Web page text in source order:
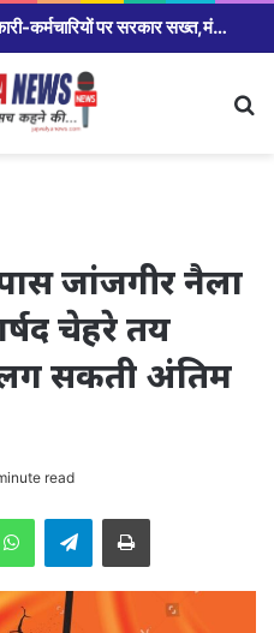
3 साल से एक ही जगह जमे अधिकारी-कर्मचारियों पर सरकार सख्त,मंत्रालय से कलेक्टर कार्यालय से लेकर विभागीय अधिकारियों तक होंगे तबादले।
जांजगीर नैला
चेहरे तय
सकती अंतिम
read
WhatsAppTelegramPrint